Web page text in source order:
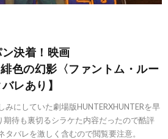
決着！映画
色の幻影〈ファントム・ルー
レあり】
にしていた劇場版HUNTERXHUNTERを早
待も裏切るシラケた内容だったので酷評
タバレを激しく含むので閲覧要注意。